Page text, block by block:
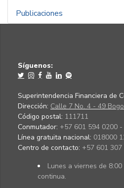
Publicaciones
Síguenos:
Superintendencia Financiera de
Dirección: Calle 7 No. 4 - 49
Código postal: 111711
Conmutador: +57 601 594 0200
Línea gratuita nacional: 018000
Centro de contacto: +57 601 307
Lunes a viernes de
continua.